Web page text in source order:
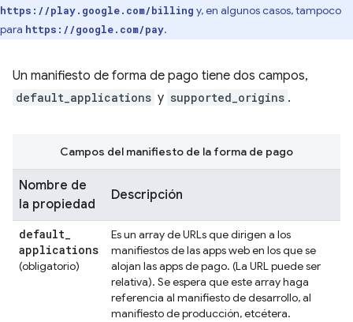
https://play.google.com/billing y, en algunos casos, tampoco
para https://google.com/pay.
Un manifiesto de forma de pago tiene dos campos,
default_applications y supported_origins .
Nombre de
la propiedad
Descripción
default_
applications
(obligatorio)
Es un array de URLs que dirigen a los
manifiestos de las apps web en los que se
alojan las apps de pago. (La URL puede ser
relativa). Se espera que este array haga
referencia al manifiesto de desarrollo, al
manifiesto de producción, etcétera.
Campos del manifiesto de la forma de pago